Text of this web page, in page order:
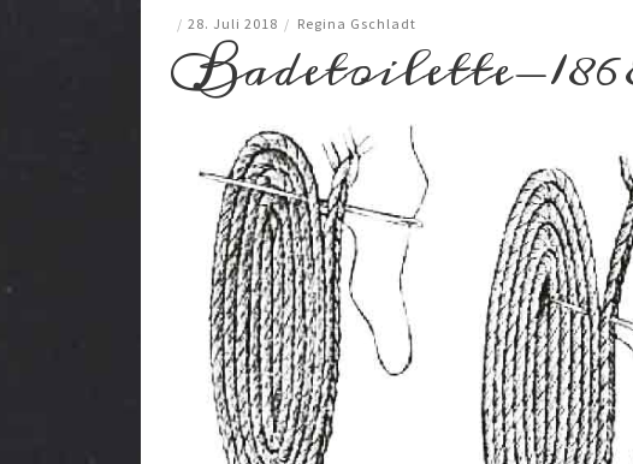
/ 28. Juli 2018 / Regina Gschladt
Badetoilette-